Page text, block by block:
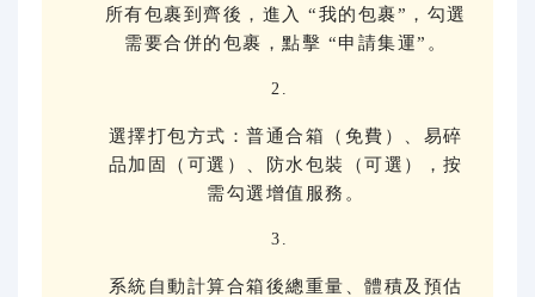
所有包裹到齊後，進入 “我的包裹”，勾選
需要合併的包裹，點擊 “申請集運”。
選擇打包方式：普通合箱（免費）、易碎
品加固（可選）、防水包裝（可選），按
需勾選增值服務。
系統自動計算合箱後總重量、體積及預估